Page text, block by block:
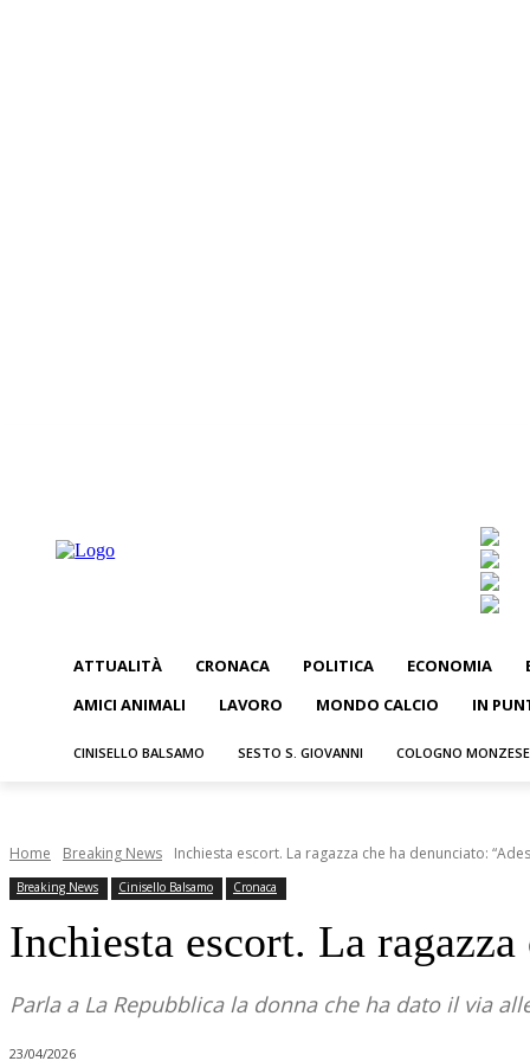
ATTUALITÀ CRONACA POLITICA ECONOMIA
AMICI ANIMALI
LAVORO MONDO CALCIO IN
CINISELLO BALSAMO SESTO S. GIOVANNI COLOGNO MONZESE
Home Breaking News Inchiesta escort. La ragazza che ha denunciato:
Breaking News Cinisello Balsamo Cronaca
Inchiesta escort. La
Parla a La Repubblica la donna che ha dato il via
23/04/2026